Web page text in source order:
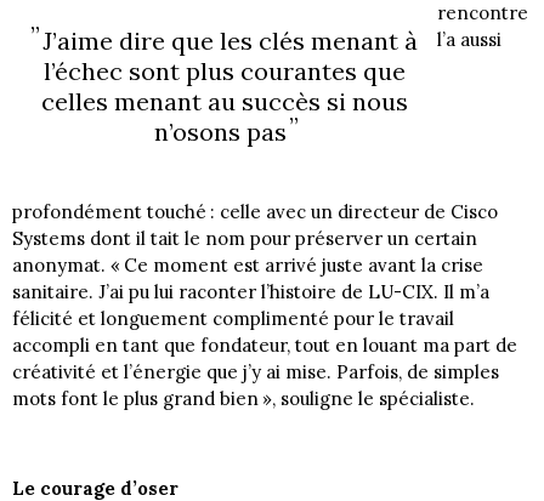
J’aime dire que les clés menant à
l’échec sont plus courantes que
celles menant au succès si nous
n’osons pas
rencontre
l’a aussi
profondément touché : celle avec un directeur de Cisco
Systems dont il tait le nom pour préserver un certain
anonymat. « Ce moment est arrivé juste avant la crise
sanitaire. J’ai pu lui raconter l’histoire de LU-CIX. Il m’a
félicité et longuement complimenté pour le travail
accompli en tant que fondateur, tout en louant ma part de
créativité et l’énergie que j’y ai mise. Parfois, de simples
mots font le plus grand bien », souligne le spécialiste.
Le courage d’oser